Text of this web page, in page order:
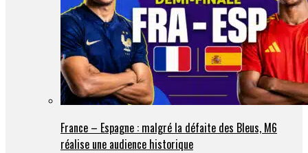
France – Espagne : malgré la défaite des Bleus, M6
réalise une audience historique